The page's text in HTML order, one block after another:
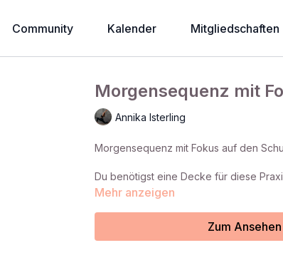
Community Kalender Mitgliedschaften
Morgensequenz mit
Annika Isterling
Morgensequenz mit Fokus auf den
Du benötigst eine Decke für diese
Mehr anzeigen
Zum